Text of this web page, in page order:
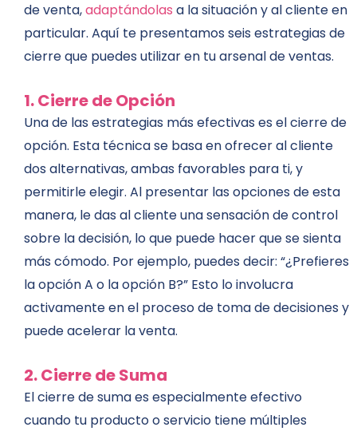
de venta,adaptándolas a la situación y al cliente en
particular. Aquí te presentamos seis estrategias de
cierre que puedes utilizar en tu arsenal de ventas.
1. Cierre de Opción
Una de las estrategias más efectivas es el cierre de
opción. Esta técnica se basa en ofrecer al cliente
dos alternativas, ambas favorables para ti, y
permitirle elegir. Al presentar las opciones de esta
manera, le das al cliente una sensación de control
sobre la decisión, lo que puede hacer que se sienta
más cómodo. Por ejemplo, puedes decir: “¿Prefieres
la opción A o la opción B?” Esto lo involucra
activamente en el proceso de toma de decisiones y
puede acelerar la venta.
2. Cierre de Suma
El cierre de suma es especialmente efectivo
cuando tu producto o servicio tiene múltiples